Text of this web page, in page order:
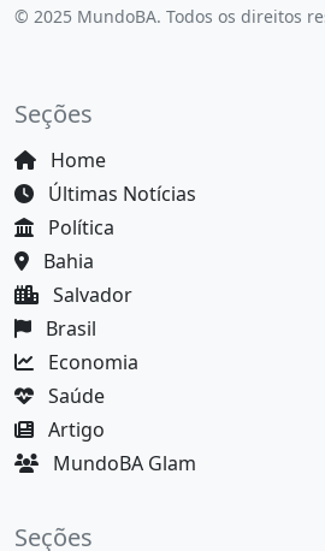
© 2025 MundoBA. Todos os direitos
Seções
Home
Últimas Notícias
Política
Bahia
Salvador
Brasil
Economia
Saúde
Artigo
MundoBA Glam
Seções